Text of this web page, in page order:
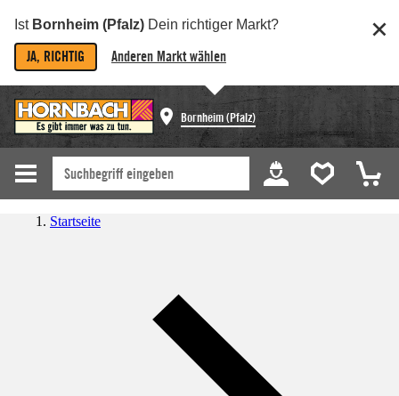
Ist Bornheim (Pfalz) Dein richtiger Markt?
JA, RICHTIG Anderen Markt wählen
Bornheim (Pfalz)
Startseite